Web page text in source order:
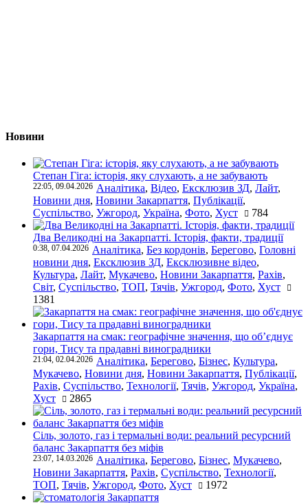
Новини
Степан Гіга: історія, яку слухають, а не забувають
22:05, 09.04.2026 Аналітика, Відео, Ексклюзив ЗД, Лайт,
Новини дня, Новини Закарпаття, Публікації,
Суспільство, Ужгород, Україна, Фото, Хуст 784
Два Великодні на Закарпатті. Історія, факти, традиції
0:38, 07.04.2026 Аналітика, Без кордонів, Берегово, Головні
новини дня, Ексклюзив ЗД, Ексклюзивне відео,
Культура, Лайт, Мукачево, Новини Закарпаття, Рахів,
Світ, Суспільство, ТОП, Тячів, Ужгород, Фото, Хуст
1381
Закарпаття на смак: географічне значення, що об’єднує
гори, Тису та прадавні виноградники
21:04, 02.04.2026 Аналітика, Берегово, Бізнес, Культура,
Мукачево, Новини дня, Новини Закарпаття, Публікації,
Рахів, Суспільство, Технології, Тячів, Ужгород, Україна,
Хуст
2865
Сіль, золото, газ і термальні води: реальний ресурсний
баланс Закарпаття без міфів
23:07, 14.03.2026 Аналітика, Берегово, Бізнес, Мукачево,
Новини Закарпаття, Рахів, Суспільство, Технології,
ТОП, Тячів, Ужгород, Фото, Хуст 1972